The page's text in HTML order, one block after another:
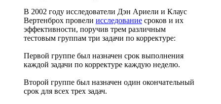
В 2002 году исследователи Дэн Ариели и Клаус
Вертенброх провели исследование сроков и их
эффективности, поручив трем различным
тестовым группам три задачи по корректуре:
Первой группе был назначен срок выполнения
каждой задачи по корректуре каждую неделю.
Второй группе был назначен один окончательный
срок для всех трех задач.